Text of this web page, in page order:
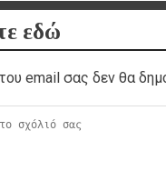
εδώ
email σας δεν θα